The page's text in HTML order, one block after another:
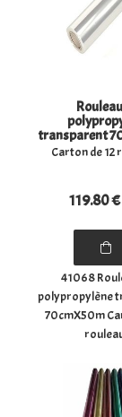
transparent
Carton de 12
119.80€
41068
polypropylène
70cmX50m